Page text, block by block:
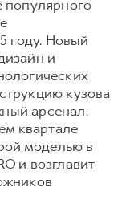
популярного
году. Новый
и
кузова
арсенал.
квартале
моделью в
и возглавит